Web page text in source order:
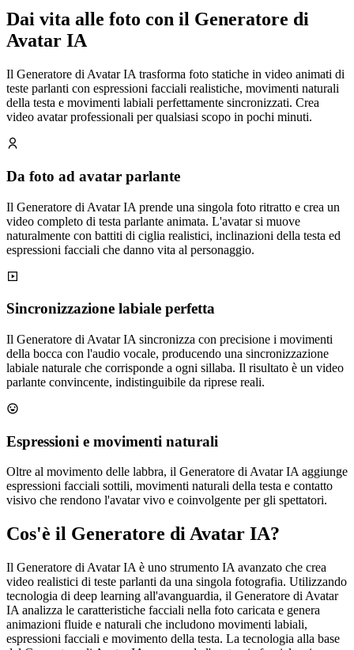
Dai vita alle foto con il Generatore di
Avatar IA
Il Generatore di Avatar IA trasforma foto statiche in video animati di
teste parlanti con espressioni facciali realistiche, movimenti naturali
della testa e movimenti labiali perfettamente sincronizzati. Crea
video avatar professionali per qualsiasi scopo in pochi minuti.
Da foto ad avatar parlante
Il Generatore di Avatar IA prende una singola foto ritratto e crea un
video completo di testa parlante animata. L'avatar si muove
naturalmente con battiti di ciglia realistici, inclinazioni della testa ed
espressioni facciali che danno vita al personaggio.
Sincronizzazione labiale perfetta
Il Generatore di Avatar IA sincronizza con precisione i movimenti
della bocca con l'audio vocale, producendo una sincronizzazione
labiale naturale che corrisponde a ogni sillaba. Il risultato è un video
parlante convincente, indistinguibile da riprese reali.
Espressioni e movimenti naturali
Oltre al movimento delle labbra, il Generatore di Avatar IA aggiunge
espressioni facciali sottili, movimenti naturali della testa e contatto
visivo che rendono l'avatar vivo e coinvolgente per gli spettatori.
Cos'è il Generatore di Avatar IA?
Il Generatore di Avatar IA è uno strumento IA avanzato che crea
video realistici di teste parlanti da una singola fotografia. Utilizzando
tecnologia di deep learning all'avanguardia, il Generatore di Avatar
IA analizza le caratteristiche facciali nella foto caricata e genera
animazioni fluide e naturali che includono movimenti labiali,
espressioni facciali e movimento della testa. La tecnologia alla base